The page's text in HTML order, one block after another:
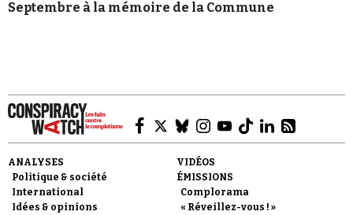
Septembre à la mémoire de la Commune
ANALYSES
Politique & société
International
Idées & opinions
VIDÉOS
ÉMISSIONS
Complorama
« Réveillez-vous ! »